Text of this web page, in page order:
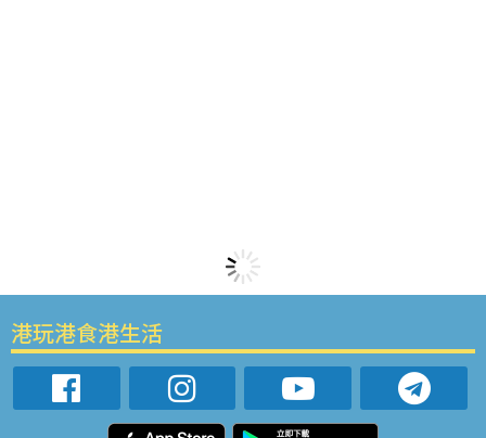
港玩港食港生活